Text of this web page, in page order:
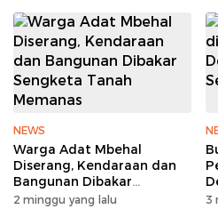
NEWS
Warga Adat Mbehal
Diserang, Kendaraan dan
Bangunan Dibakar
Sengketa Tanah Memanas
2 minggu yang lalu 3